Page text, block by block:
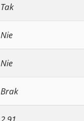
Tak
Nie
Nie
Brak